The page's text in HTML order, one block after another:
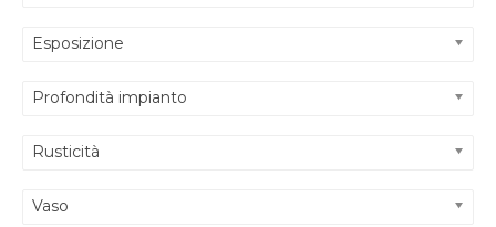
Esposizione
Profondità impianto
Rusticità
Vaso